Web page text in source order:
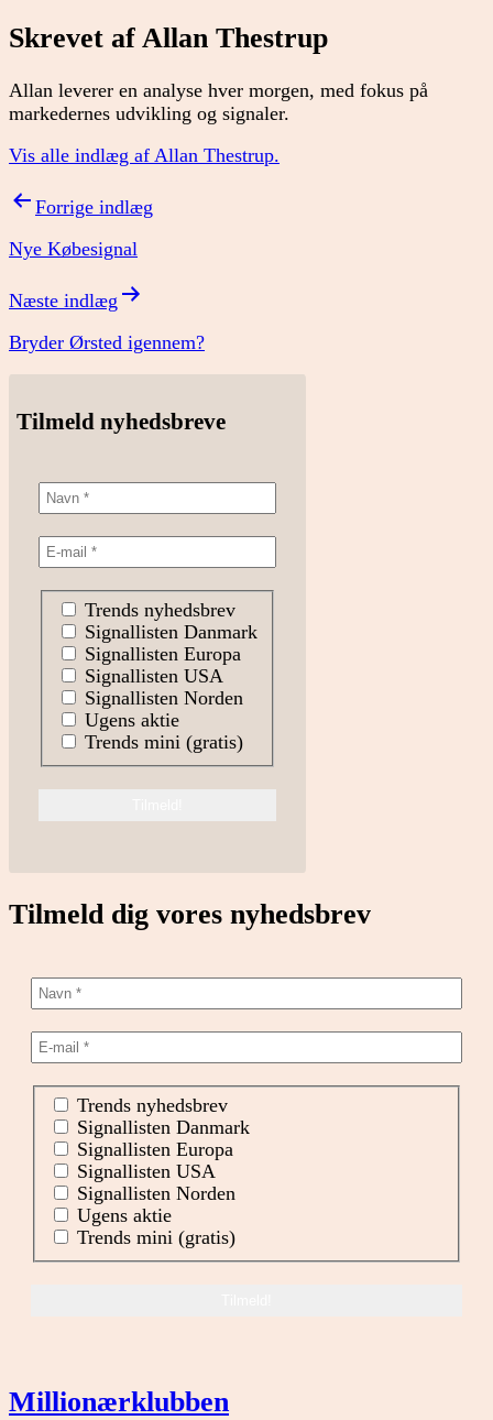
Skrevet af Allan Thestrup
Allan leverer en analyse hver morgen, med fokus på
markedernes udvikling og signaler.
Vis alle indlæg af Allan Thestrup.
Indlægsnavigation
Forrige indlæg
Nye Købesignal
Næste indlæg
Bryder Ørsted igennem?
Tilmeld nyhedsbreve
Trends nyhedsbrev
Signallisten Danmark
Signallisten Europa
Signallisten USA
Signallisten Norden
Ugens aktie
Trends mini (gratis)
Tilmeld dig vores nyhedsbrev
Trends nyhedsbrev
Signallisten Danmark
Signallisten Europa
Signallisten USA
Signallisten Norden
Ugens aktie
Trends mini (gratis)
Millionærklubben